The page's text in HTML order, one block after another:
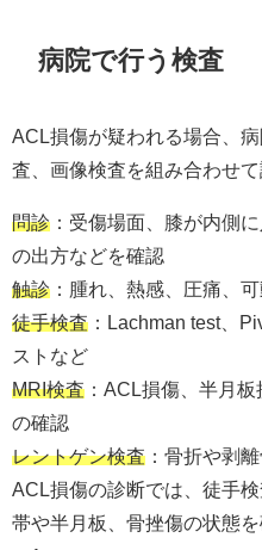
病院で行う検査
ACL損傷が疑われる場合、
査、画像検査を組み合わせて
問診 ：受傷場面、膝が内側
の出方などを確認
触診 ：腫れ、熱感、圧痛、
徒手検査 ：Lachman test、
ストなど
MRI検査 ：ACL損傷、半月
の確認
レントゲン検査 ：骨折や剥
ACL損傷の診断では、徒手
帯や半月板、骨挫傷の状態